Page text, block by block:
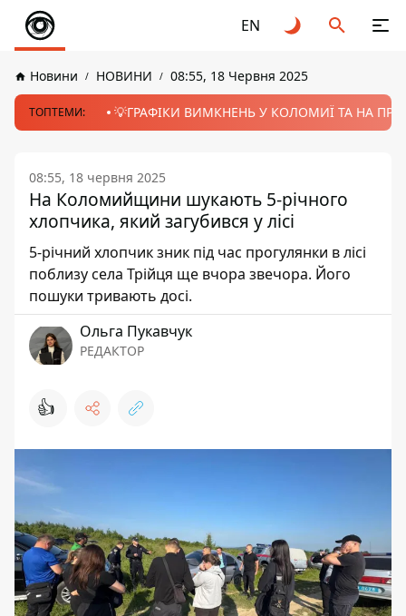
EN
Новини НОВИНИ 08:55, 18 Червня 2025
ТОПТЕМИ: 💡ГРАФІКИ ВИМКНЕНЬ У КОЛОМИЇ ТА НА
08:55, 18 червня 2025
На Коломийщини шукають 5-річного
хлопчика, який загубився у лісі
5-річний хлопчик зник під час прогулянки в лісі
поблизу села Трійця ще вчора звечора. Його
пошуки тривають досі.
Ольга Пукавчук
РЕДАКТОР
👍